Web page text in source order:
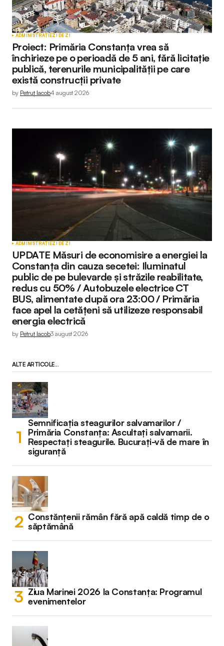
ADMINISTRAȚIEZI DE ZI
Proiect: Primăria Constanța vrea să
închirieze pe o perioadă de 5 ani, fără licitație
publică, terenurile municipalității pe care
există construcții private
by Petruț Iacob4 august 2026
ADMINISTRAȚIEZI DE ZI
UPDATE Măsuri de economisire a energiei la
Constanța din cauza secetei: Iluminatul
public de pe bulevarde și străzile reabilitate,
redus cu 50% / Autobuzele electrice CT
BUS, alimentate după ora 23:00 / Primăria
face apel la cetățeni să utilizeze responsabil
energia electrică
by Petruț Iacob3 august 2026
ALTE ARTICOLE...
Semnificația steagurilor salvamarilor /
Primăria Constanța: Ascultați salvamarii.
Respectați steagurile. Bucurați-vă de mare în
siguranță
Constănțenii rămân fără apă caldă timp de o
săptămână
Ziua Marinei 2026 la Constanța: Programul
evenimentelor